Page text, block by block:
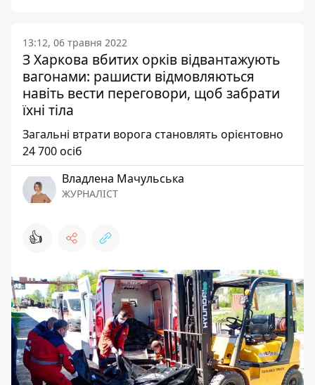
13:12, 06 травня 2022
З Харкова вбитих орків відвантажують
вагонами: рашисти відмовляються
навіть вести переговори, щоб забрати
їхні тіла
Загальні втрати ворога становлять орієнтовно
24 700 осіб
Владлена Мачульська
ЖУРНАЛІСТ
👍